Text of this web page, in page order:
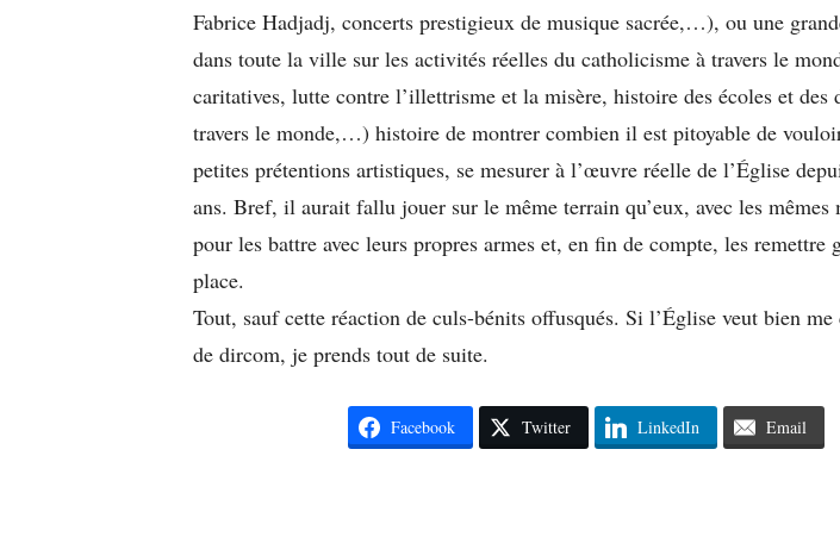
Fabrice Hadjadj, concerts prestigieux de musique sacrée,…), ou une
dans toute la ville sur les activités réelles du catholicisme à travers le
caritatives, lutte contre l’illettrisme et la misère, histoire des écoles et des
travers le monde,…) histoire de montrer combien il est pitoyable de
petites prétentions artistiques, se mesurer à l’œuvre réelle de l’Église
ans. Bref, il aurait fallu jouer sur le même terrain qu’eux, avec les mêmes
pour les battre avec leurs propres armes et, en fin de compte, les remettre
place.
Tout, sauf cette réaction de culs-bénits offusqués. Si l’Église veut bien
de dircom, je prends tout de suite.
Facebook Twitter LinkedIn Email